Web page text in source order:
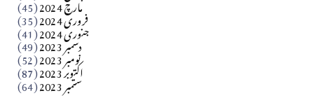
فروری 2024 (35) جنوری 2024 (41) دسمبر 2023 (49) نومبر 2023 (52) اکتوبر 2023 (87) ستمبر 2023 (64)